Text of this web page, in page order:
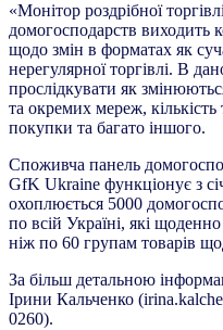
«Монітор роздрібної
домогосподарств виходить
щодо змін в форматах як
нерегулярної торгівлі. В
прослідкувати як
та окремих мереж, кількість
покупки та багато іншого.
Споживча панель
GfK Ukraine функціонує з
охоплюється 5000
по всій Україні, які
ніж по 60 групам товарів
За більш детальною
Ірини Кальченко
0260).